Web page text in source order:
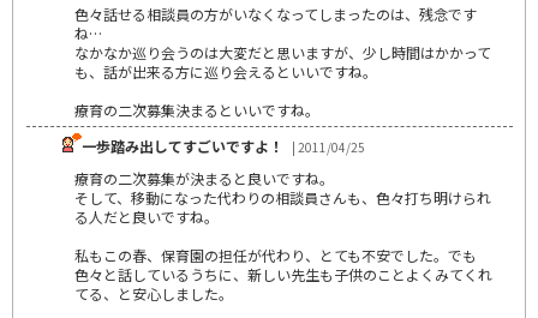
色々話せる相談員の方がいなくなってしまったのは、残念です
ね…
なかなか巡り会うのは大変だと思いますが、少し時間はかかって
も、話が出来る方に巡り会えるといいですね。
療育の二次募集決まるといいですね。
一歩踏み出してすごいですよ！
| 2011/04/25
療育の二次募集が決まると良いですね。
そして、移動になった代わりの相談員さんも、色々打ち明けられ
る人だと良いですね。
私もこの春、保育園の担任が代わり、とても不安でした。でも
色々と話しているうちに、新しい先生も子供のことよくみてくれ
てる、と安心しました。